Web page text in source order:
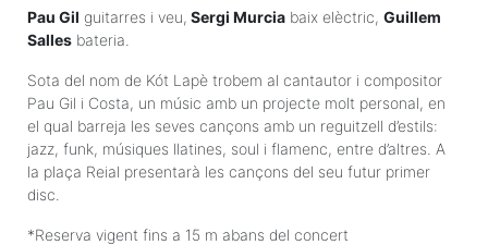
Pau Gil guitarres i veu, Sergi Murcia baix elèctric, Guillem
Salles bateria.
Sota del nom de Kót Lapè trobem al cantautor i compositor
Pau Gil i Costa, un músic amb un projecte molt personal, en
el qual barreja les seves cançons amb un reguitzell d’estils:
jazz, funk, músiques llatines, soul i flamenc, entre d’altres. A
la plaça Reial presentarà les cançons del seu futur primer
disc.
*Reserva vigent fins a 15 m abans del concert